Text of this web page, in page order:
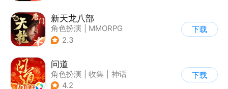
新天龙八部
角色扮演
MMORPG
| 武侠
2.3
下载
问道
角色扮演 收集
神话
| 宠物
4.2
下载